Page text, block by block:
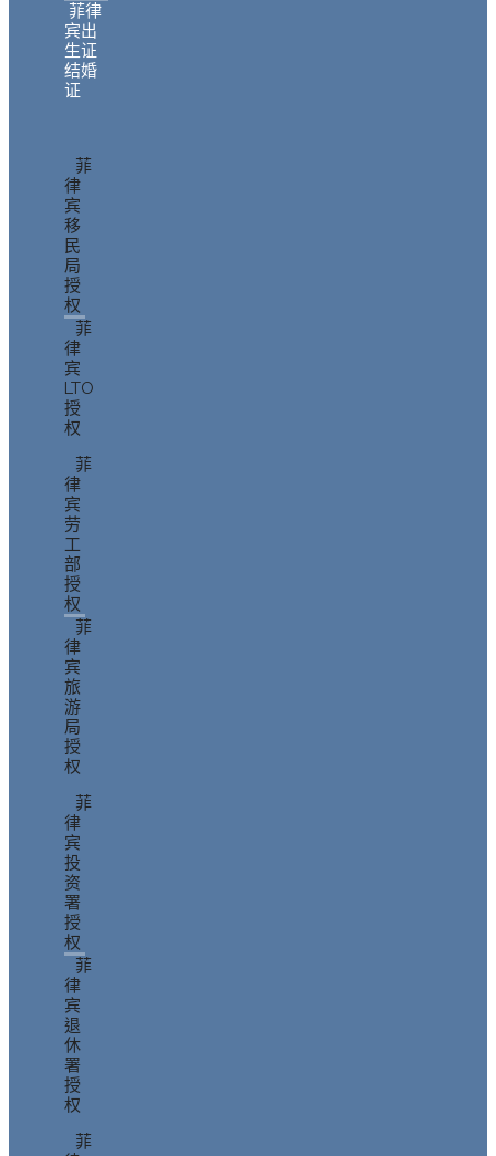
菲律
宾出
生证
结婚
证
菲
律
宾
移
民
局
授
权
菲
律
宾
LTO
授
权
菲
律
宾
劳
工
部
授
权
菲
律
宾
旅
游
局
授
权
菲
律
宾
投
资
署
授
权
菲
律
宾
退
休
署
授
权
菲